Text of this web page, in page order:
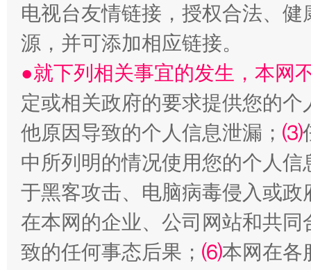
揭开“小金库”的免责幌子
电视台友情链接，授权合法、
源，并可添加相应链接。
●就下列相关事宜的发生，本网
定或相关政府的要求提供您的个
他原因导致的个人信息泄漏； ⑶
中所列明的情况使用您的个人
于黑客攻击、电脑病毒侵入或
在本网的企业、公司网站和共
致的任何事态后果； ⑹本网在各